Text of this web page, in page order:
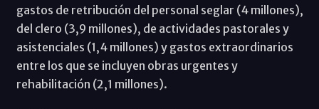
gastos de retribución del personal seglar (4 millones),
del clero (3,9 millones), de actividades pastorales y
asistenciales (1,4 millones) y gastos extraordinarios
entre los que se incluyen obras urgentes y
rehabilitación (2,1 millones).